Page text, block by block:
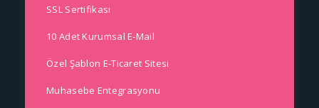
SSL Sertifikası
10 Adet Kurumsal E-Mail
Özel Şablon E-Ticaret Sitesi
Muhasebe Entegrasyonu